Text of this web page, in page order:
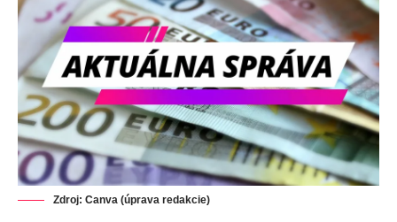
Zdroj: Canva (úprava redakcie)